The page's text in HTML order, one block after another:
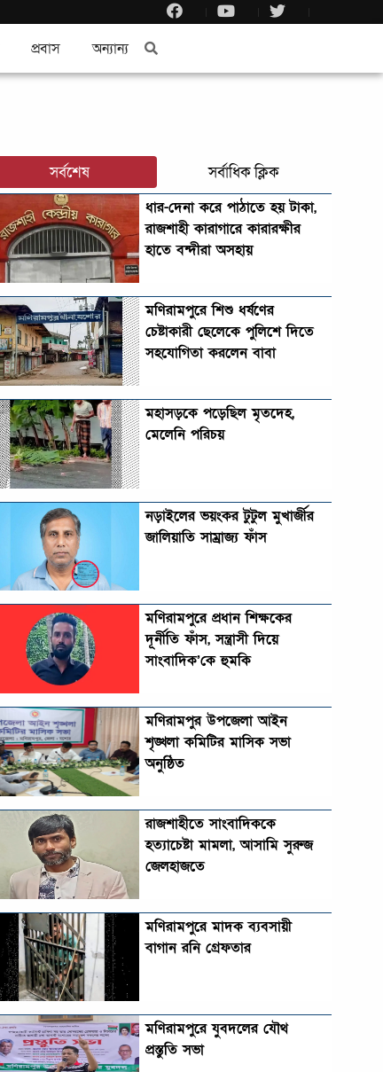
প্রবাস অন্যান্য
সর্বশেষ সর্বাধিক ক্লিক
ধার-দেনা করে পাঠাতে হয় টাকা,
রাজশাহী কারাগারে কারারক্ষীর
হাতে বন্দীরা অসহায়
মণিরামপুরে শিশু ধর্ষণের
চেষ্টাকারী ছেলেকে পুলিশে দিতে
সহযোগিতা করলেন বাবা
মহাসড়কে পড়েছিল মৃতদেহ,
মেলেনি পরিচয়
নড়াইলের ভয়ংকর টুটুল মুখার্জীর
জালিয়াতি সাম্রাজ্য ফাঁস
মণিরামপুরে প্রধান শিক্ষকের
দূর্নীতি ফাঁস, সন্ত্রাসী দিয়ে
সাংবাদিক’কে হুমকি
মণিরামপুর উপজেলা আইন
শৃঙ্খলা কমিটির মাসিক সভা
অনুষ্ঠিত‎‎
রাজশাহীতে সাংবাদিককে
হত্যাচেষ্টা মামলা, আসামি সুরুজ
জেলহাজতে
মণিরামপুরে মাদক ব্যবসায়ী
বাগান রনি গ্রেফতার
মণিরামপুরে যুবদলের যৌথ
প্রস্তুতি সভা